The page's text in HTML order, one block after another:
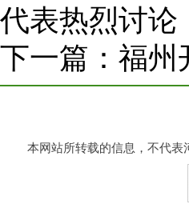
代表热烈讨论
下一篇： 福州
本网站所转载的信息，不代